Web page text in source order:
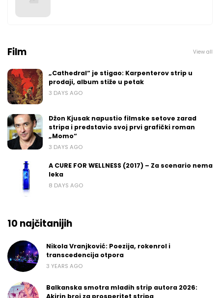
Film View all
„Cathedral“ je stigao: Karpenterov strip u
prodaji, album stiže u petak
3 DAYS AGO
Džon Kjusak napustio filmske setove zarad
stripa i predstavio svoj prvi grafički roman
„Momo“
3 DAYS AGO
A CURE FOR WELLNESS (2017) – Za scenario nema
leka
8 DAYS AGO
10 najčitanijih
Nikola Vranjković: Poezija, rokenrol i
transcedencija otpora
3 YEARS AGO
Balkanska smotra mladih strip autora 2026: